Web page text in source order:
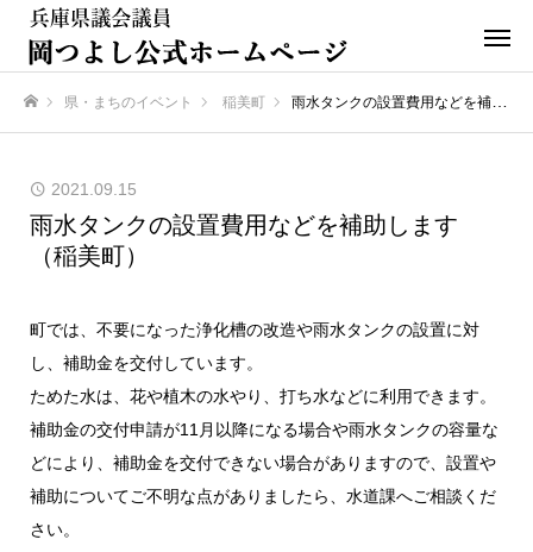
県・まちのイベント 稲美町 雨水タンクの設置費用などを補助します（稲美町）
2021.09.15
雨水タンクの設置費用などを補助します
（稲美町）
町では、不要になった浄化槽の改造や雨水タンクの設置に対
し、補助金を交付しています。
ためた水は、花や植木の水やり、打ち水などに利用できます。
補助金の交付申請が11月以降になる場合や雨水タンクの容量な
どにより、補助金を交付できない場合がありますので、設置や
補助についてご不明な点がありましたら、水道課へご相談くだ
さい。